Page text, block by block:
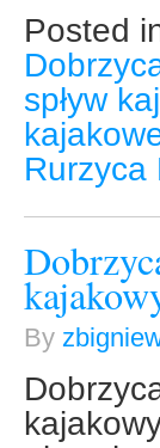
Posted
spływ
Rurzyca
By